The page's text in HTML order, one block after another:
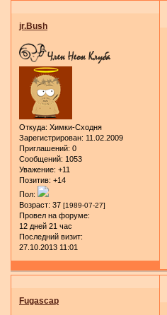
jr.Bush
Откуда: Химки-Сходня
Зарегистрирован: 11.02.2009
Приглашений: 0
Сообщений: 1053
Уважение: +11
Позитив: +14
Пол:
Возраст: 37 [1989-07-27]
Провел на форуме:
12 дней 21 час
Последний визит:
27.10.2013 11:01
Fugascap